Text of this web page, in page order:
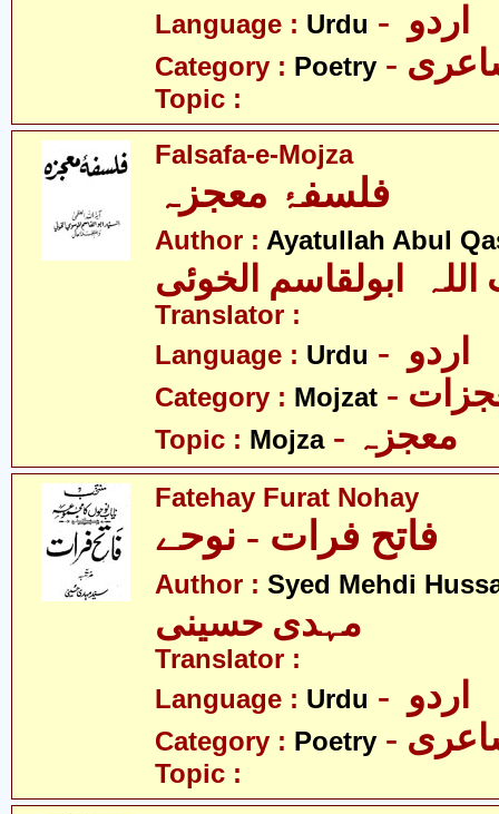
Language : Urdu
Category : Poetry
Topic :
Falsafa-e-Mojza
فلسفۂ معجزہ
Author : Ayatullah Abul
اللہ ابولقاسم الخوئی
Translator :
Language : Urdu
Category : Mojzat
Topic : Mojza - معجزہ
Fatehay Furat Nohay
فاتح فرات - نوحے
Author : Syed Mehdi
مہدی حسینی
Translator :
Language : Urdu
Category : Poetry
Topic :